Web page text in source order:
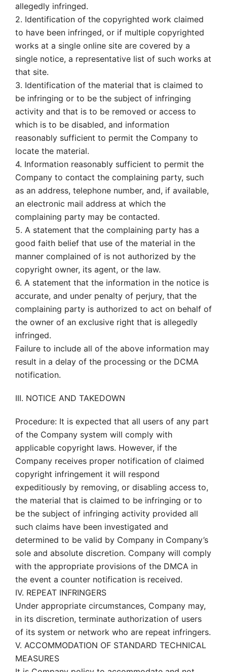
allegedly infringed.
2. Identification of the copyrighted work claimed
to have been infringed, or if multiple copyrighted
works at a single online site are covered by a
single notice, a representative list of such works at
that site.
3. Identification of the material that is claimed to
be infringing or to be the subject of infringing
activity and that is to be removed or access to
which is to be disabled, and information
reasonably sufficient to permit the Company to
locate the material.
4. Information reasonably sufficient to permit the
Company to contact the complaining party, such
as an address, telephone number, and, if available,
an electronic mail address at which the
complaining party may be contacted.
5. A statement that the complaining party has a
good faith belief that use of the material in the
manner complained of is not authorized by the
copyright owner, its agent, or the law.
6. A statement that the information in the notice is
accurate, and under penalty of perjury, that the
complaining party is authorized to act on behalf of
the owner of an exclusive right that is allegedly
infringed.
Failure to include all of the above information may
result in a delay of the processing or the DCMA
notification.
III. NOTICE AND TAKEDOWN
Procedure: It is expected that all users of any part
of the Company system will comply with
applicable copyright laws. However, if the
Company receives proper notification of claimed
copyright infringement it will respond
expeditiously by removing, or disabling access to,
the material that is claimed to be infringing or to
be the subject of infringing activity provided all
such claims have been investigated and
determined to be valid by Company in Company’s
sole and absolute discretion. Company will comply
with the appropriate provisions of the DMCA in
the event a counter notification is received.
IV. REPEAT INFRINGERS
Under appropriate circumstances, Company may,
in its discretion, terminate authorization of users
of its system or network who are repeat infringers.
V. ACCOMMODATION OF STANDARD TECHNICAL
MEASURES